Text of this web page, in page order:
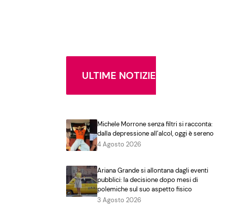
ULTIME NOTIZIE
Michele Morrone senza filtri si racconta:
dalla depressione all’alcol, oggi è sereno
4 Agosto 2026
Ariana Grande si allontana dagli eventi
pubblici: la decisione dopo mesi di
polemiche sul suo aspetto fisico
3 Agosto 2026